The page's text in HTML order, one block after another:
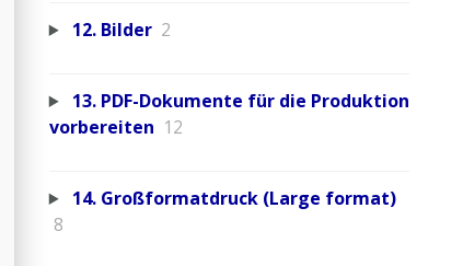
12. Bilder 2
13. PDF-Dokumente für die Produktion
vorbereiten 12
14. Großformatdruck (Large format)
8